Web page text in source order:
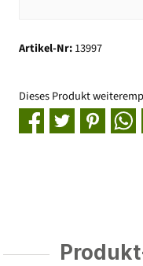
Artikel-Nr:13997
Dieses Produkt